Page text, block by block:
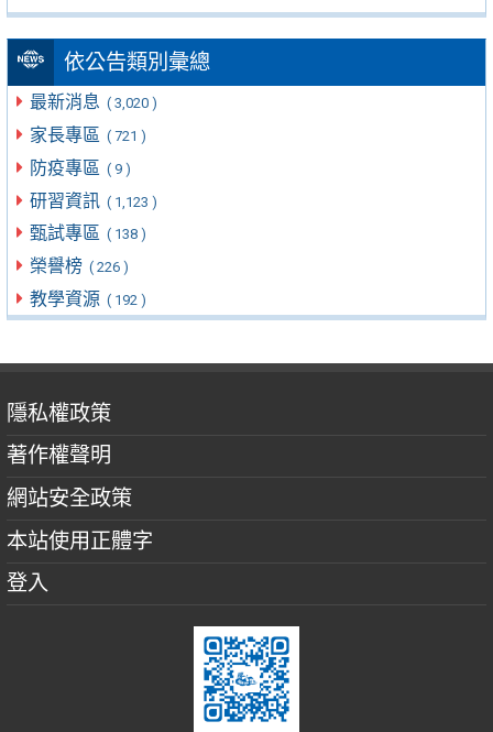
依公告類別彙總
最新消息 ( 3,020 )
家長專區 ( 721 )
防疫專區 ( 9 )
研習資訊 ( 1,123 )
甄試專區 ( 138 )
榮譽榜 ( 226 )
教學資源 ( 192 )
隱私權政策
著作權聲明
網站安全政策
本站使用正體字
登入